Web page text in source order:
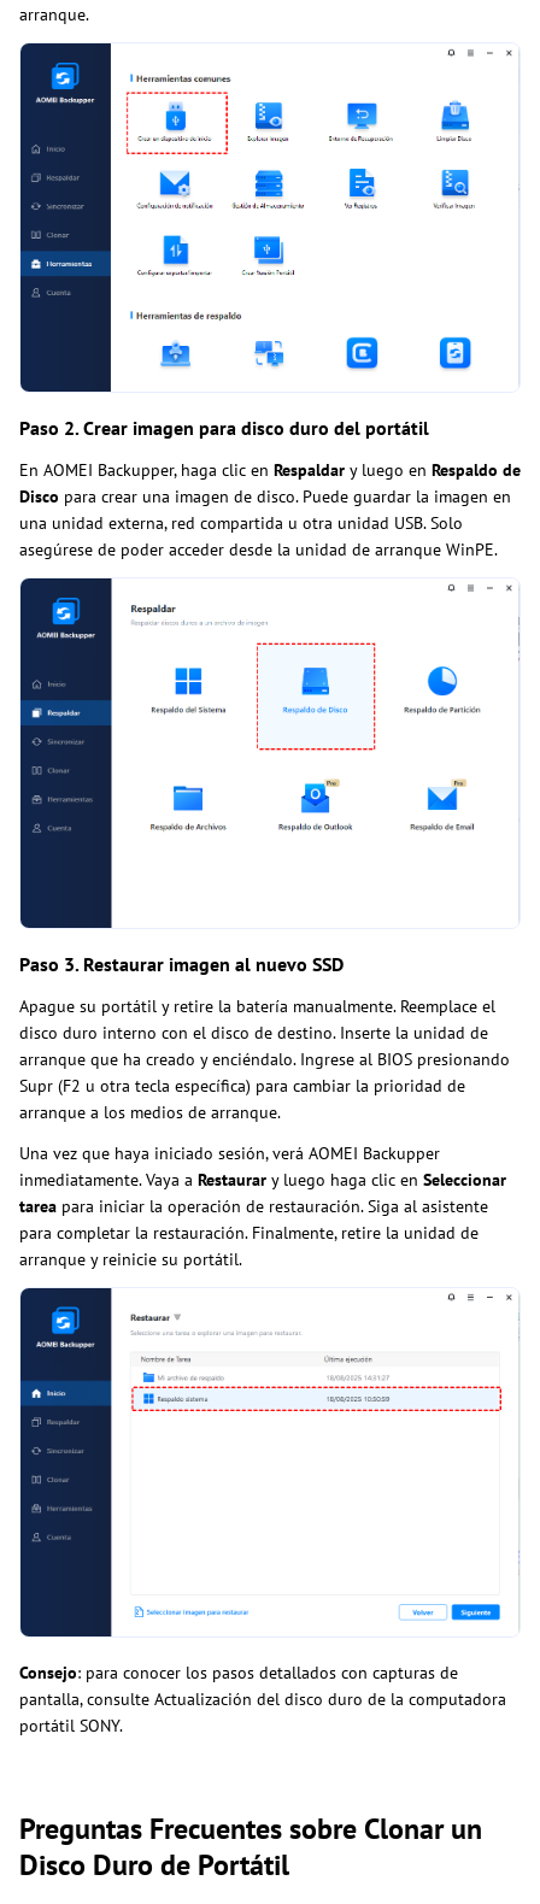
arranque.
Paso 2. Crear imagen para disco duro del portátil
En AOMEI Backupper, haga clic en Respaldar y luego en Respaldo de
Disco para crear una imagen de disco. Puede guardar la imagen en
una unidad externa, red compartida u otra unidad USB. Solo
asegúrese de poder acceder desde la unidad de arranque WinPE.
Paso 3. Restaurar imagen al nuevo SSD
Apague su portátil y retire la batería manualmente. Reemplace el
disco duro interno con el disco de destino. Inserte la unidad de
arranque que ha creado y enciéndalo. Ingrese al BIOS presionando
Supr (F2 u otra tecla específica) para cambiar la prioridad de
arranque a los medios de arranque.
Una vez que haya iniciado sesión, verá AOMEI Backupper
inmediatamente. Vaya a Restaurar y luego haga clic en Seleccionar
tarea para iniciar la operación de restauración. Siga al asistente
para completar la restauración. Finalmente, retire la unidad de
arranque y reinicie su portátil.
Consejo: para conocer los pasos detallados con capturas de
pantalla, consulte Actualización del disco duro de la computadora
portátil SONY.
Preguntas Frecuentes sobre Clonar un
Disco Duro de Portátil